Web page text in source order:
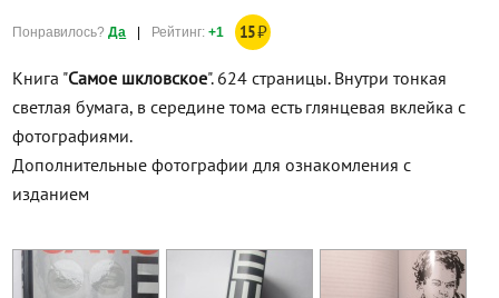
Понравилось?Да | Рейтинг:+1 15₽
Книга "Самое шкловское". 624 страницы. Внутри тонкая
светлая бумага, в середине тома есть глянцевая вклейка с
фотографиями.
Дополнительные фотографии для ознакомления с
изданием